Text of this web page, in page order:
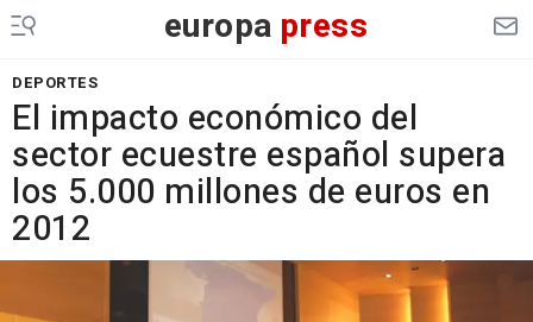
europa press
DEPORTES
El impacto económico del
sector ecuestre español supera
los 5.000 millones de euros en
2012